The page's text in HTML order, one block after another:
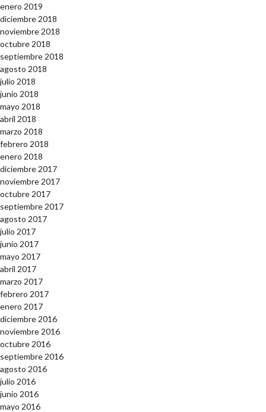
enero 2019
diciembre 2018
noviembre 2018
octubre 2018
septiembre 2018
agosto 2018
julio 2018
junio 2018
mayo 2018
abril 2018
marzo 2018
febrero 2018
enero 2018
diciembre 2017
noviembre 2017
octubre 2017
septiembre 2017
agosto 2017
julio 2017
junio 2017
mayo 2017
abril 2017
marzo 2017
febrero 2017
enero 2017
diciembre 2016
noviembre 2016
octubre 2016
septiembre 2016
agosto 2016
julio 2016
junio 2016
mayo 2016